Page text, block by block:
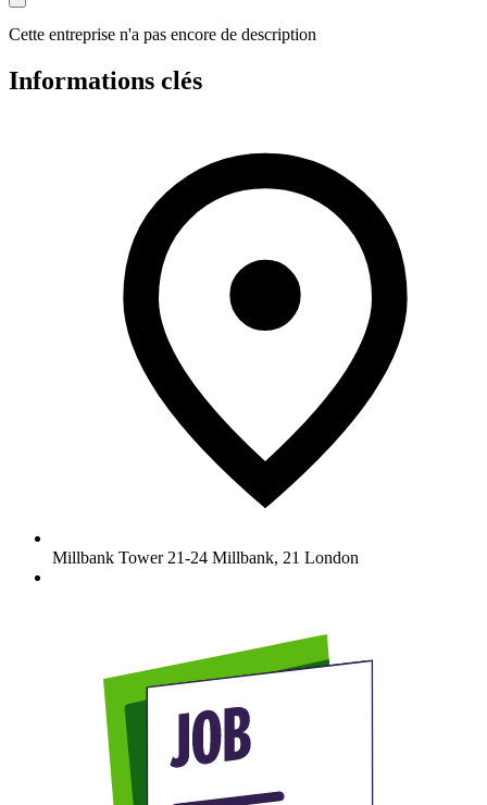
Cette entreprise n'a pas encore de description
Informations clés
Millbank Tower 21-24 Millbank, 21 London